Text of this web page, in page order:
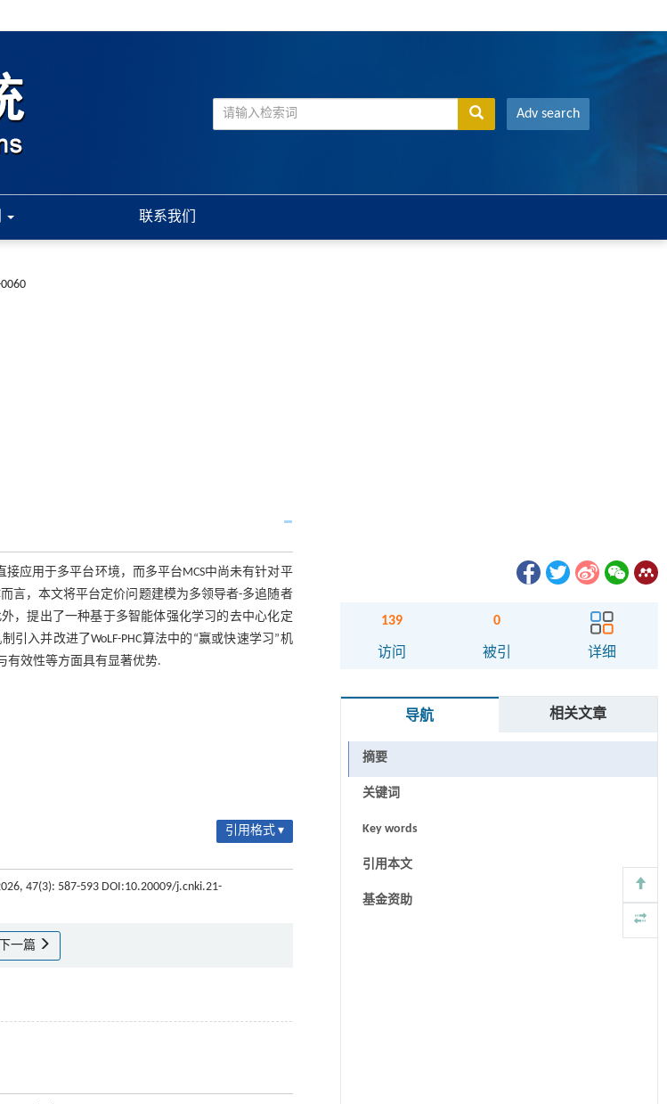
Adv search
联系我们
应用于多平台环境，而多平台MCS中尚未有针对平
言，本文将平台定价问题建模为多领导者-多追随者
，提出了一种基于多智能体强化学习的去中心化定
入并改进了WoLF-PHC算法中的“赢或快速学习”机
有效性等方面具有显著优势.
引用格式 ▾
47(3): 587-593 DOI:10.20009/j.cnki.21-
下一篇
139
访问
0
被引 详细
导航 相关文章
摘要
关键词
Key words
引用本文
基金资助